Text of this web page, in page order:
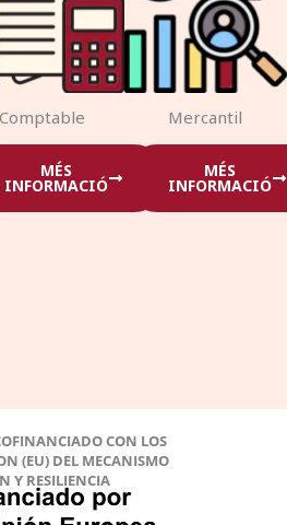
Comptable
MÉS
INFORMACIÓ
Mercantil
MÉS
INFORMACIÓ
CON LOS
(EU) DEL MECANISMO
Y RESILIENCIA